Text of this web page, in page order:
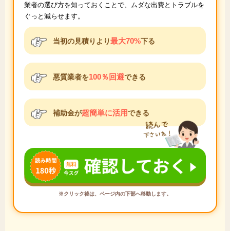
業者の選び方を知っておくことで、ムダな出費とトラブルを
ぐっと減らせます。
当初の見積りより最大70%下る
悪質業者を100％回避できる
補助金が超簡単に活用できる
※クリック後は、ページ内の下部へ移動します。